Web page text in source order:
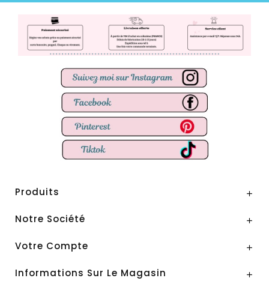
Produits 
Notre Société 
Votre Compte 
Informations Sur Le Magasin 